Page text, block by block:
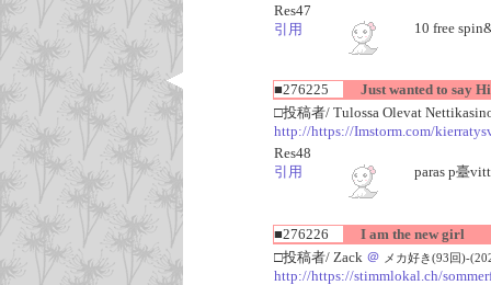
Res47
引用
10 free
■276225
Just wanted to say
□投稿者/ Tulossa Olevat
http://https://Imstorm.com/
Res48
引用
paras p臺
■276226
I am the new girl
□投稿者/ Zack ＠ メカ好き(93回)-
http://https://stimmlokal.ch/